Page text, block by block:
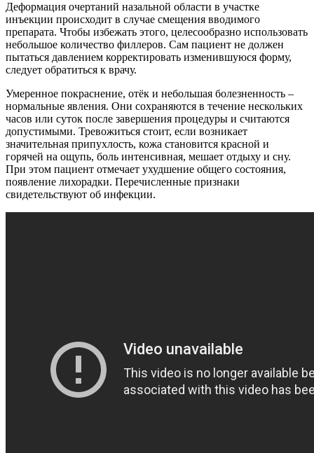
Деформация очертаний назальной области в участке
инъекции происходит в случае смещения вводимого
препарата. Чтобы избежать этого, целесообразно использовать
небольшое количество филлеров. Сам пациент не должен
пытаться давлением корректировать изменившуюся форму,
следует обратиться к врачу.
Умеренное покраснение, отёк и небольшая болезненность –
нормальные явления. Они сохраняются в течение нескольких
часов или суток после завершения процедуры и считаются
допустимыми. Тревожиться стоит, если возникает
значительная припухлость, кожа становится красной и
горячей на ощупь, боль интенсивная, мешает отдыху и сну.
При этом пациент отмечает ухудшение общего состояния,
появление лихорадки. Перечисленные признаки
свидетельствуют об инфекции.